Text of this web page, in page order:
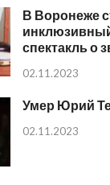
В Воронеже
спектакль о
02.11.2023
Умер Юрий
02.11.2023